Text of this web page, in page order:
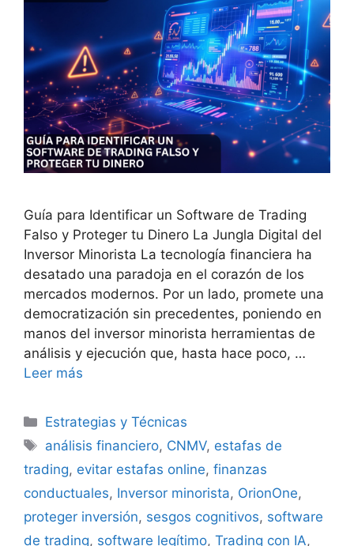
Guía para Identificar un Software de Trading
Falso y Proteger tu Dinero La Jungla Digital del
Inversor Minorista La tecnología financiera ha
desatado una paradoja en el corazón de los
mercados modernos. Por un lado, promete una
democratización sin precedentes, poniendo en
manos del inversor minorista herramientas de
análisis y ejecución que, hasta hace poco, …
Leer más
Categorías
Estrategias y Técnicas
Etiquetas
análisis financiero, CNMV, estafas de
trading, evitar estafas online, finanzas
conductuales, Inversor minorista, OrionOne,
proteger inversión, sesgos cognitivos, software
de trading, software legítimo, Trading con IA,